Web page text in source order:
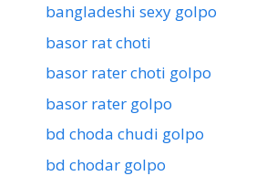
bangladeshi sexy golpo
basor rat choti
basor rater choti golpo
basor rater golpo
bd choda chudi golpo
bd chodar golpo